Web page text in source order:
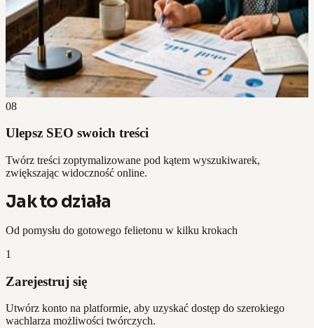
08
Ulepsz SEO swoich treści
Twórz treści zoptymalizowane pod kątem wyszukiwarek,
zwiększając widoczność online.
Jak to działa
Od pomysłu do gotowego felietonu w kilku krokach
1
Zarejestruj się
Utwórz konto na platformie, aby uzyskać dostęp do szerokiego
wachlarza możliwości twórczych.